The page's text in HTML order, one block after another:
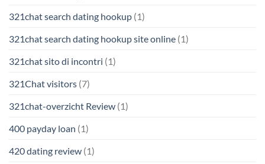
321chat search dating hookup (1)
321chat search dating hookup site online (1)
321chat sito di incontri (1)
321Chat visitors (7)
321chat-overzicht Review (1)
400 payday loan (1)
420 dating review (1)